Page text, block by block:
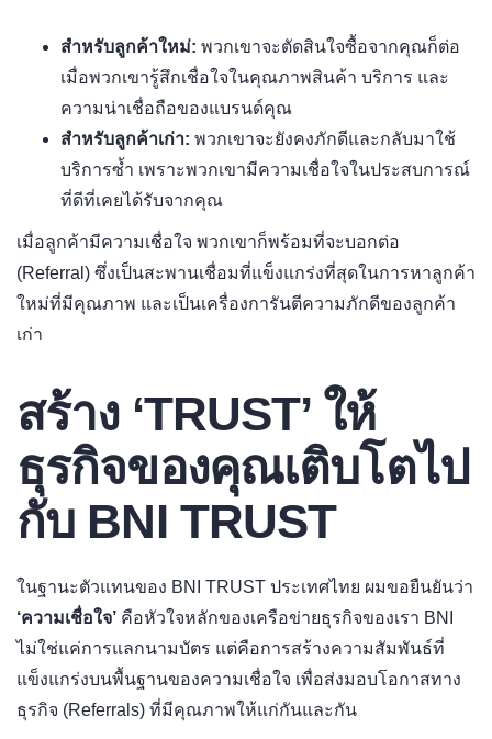
สำหรับลูกค้าใหม่: พวกเขาจะตัดสินใจซื้อจากคุณก็ต่อ
เมื่อพวกเขารู้สึกเชื่อใจในคุณภาพสินค้า บริการ และ
ความน่าเชื่อถือของแบรนด์คุณ
สำหรับลูกค้าเก่า: พวกเขาจะยังคงภักดีและกลับมาใช้
บริการซ้ำ เพราะพวกเขามีความเชื่อใจในประสบการณ์
ที่ดีที่เคยได้รับจากคุณ
เมื่อลูกค้ามีความเชื่อใจ พวกเขาก็พร้อมที่จะบอกต่อ
(Referral) ซึ่งเป็นสะพานเชื่อมที่แข็งแกร่งที่สุดในการหาลูกค้า
ใหม่ที่มีคุณภาพ และเป็นเครื่องการันตีความภักดีของลูกค้า
เก่า
สร้าง ‘TRUST’ ให้
ธุรกิจของคุณเติบโตไป
กับ BNI TRUST
ในฐานะตัวแทนของ BNI TRUST ประเทศไทย ผมขอยืนยันว่า
‘ความเชื่อใจ’ คือหัวใจหลักของเครือข่ายธุรกิจของเรา BNI
ไม่ใช่แค่การแลกนามบัตร แต่คือการสร้างความสัมพันธ์ที่
แข็งแกร่งบนพื้นฐานของความเชื่อใจ เพื่อส่งมอบโอกาสทาง
ธุรกิจ (Referrals) ที่มีคุณภาพให้แก่กันและกัน